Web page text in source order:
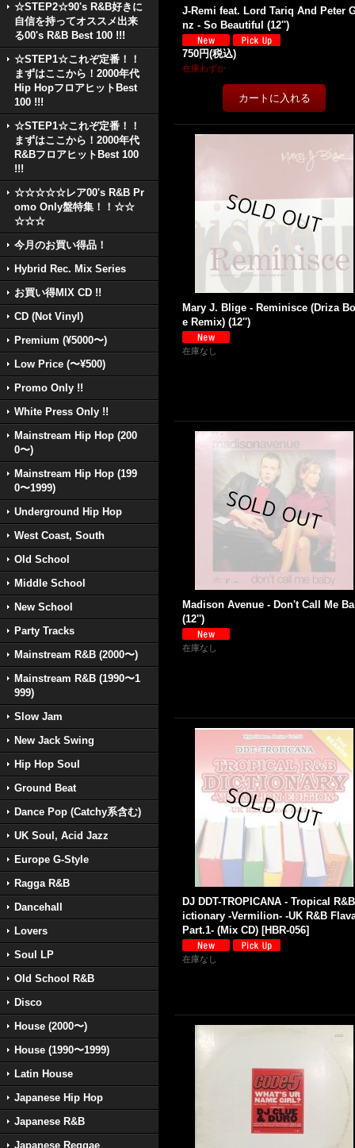
☆STEP2☆90's R&B好きに
自信を持ってオススメ出来
る00's R&B Best 100 !!!
☆STEP1☆これぞ定番！！
まずはここから！2000年代
Hip HopフロアヒットBest
100 !!!
☆STEP1☆これぞ定番！！
まずはここから！2000年代
R&BフロアヒットBest 100
!!!
☆☆☆☆☆レア00's R&B Pr
omo Only盤特集！！☆☆
☆☆☆
今月のお買い得品！
Hybrid Rec. Mix Series
お買い得MIX CD !!
CD (Not Vinyl)
Premium (¥5000〜)
Low Price (〜¥500)
Promo Only !!
White Press Only !!
Mainstream Hip Hop (200
0〜)
Mainstream Hip Hop (199
0〜1999)
Underground Hip Hop
West Coast, South
Old School
Middle School
New School
Party Tracks
Mainstream R&B (2000〜)
Mainstream R&B (1990〜1
999)
Slow Jam
New Jack Swing
Hip Hop Soul
Ground Beat
Dance Pop (Catchy系含む)
UK Soul, Acid Jazz
Europe G-Style
Ragga R&B
Dancehall
Lovers
Soul LP
Old School R&B
Disco
House (2000〜)
House (1990〜1999)
Latin House
Japanese Hip Hop
Japanese R&B
Japanese Reggae
J-Remi feat. Lord Tariq And Peter
nz - So Beautiful (12'')
750円(税込)
在庫わずか
Mary J. Blige - Reminisce (Driza
e Remix) (12'')
在庫なし
Madison Avenue - Don't Call Me
(12'')
在庫なし
DJ DDT-TROPICANA - Tropical
ictionary -Vermilion- -UK R&B
Part.1- (Mix CD) [HBR-056]
在庫なし